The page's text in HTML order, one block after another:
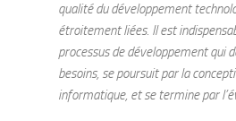
qualité du développement
étroitement liées. Il est
processus de développement qui
besoins, se poursuit par la
informatique, et se termine par